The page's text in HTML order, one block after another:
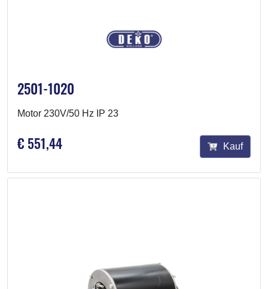
2501-1020
Motor 230V/50 Hz IP 23
€ 551,44 Kauf